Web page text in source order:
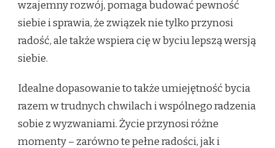
wzajemny rozwój, pomaga budować pewność
siebie i sprawia, że związek nie tylko przynosi
radość, ale także wspiera cię w byciu lepszą wersją
siebie.
Idealne dopasowanie to także umiejętność bycia
razem w trudnych chwilach i wspólnego radzenia
sobie z wyzwaniami. Życie przynosi różne
momenty – zarówno te pełne radości, jak i